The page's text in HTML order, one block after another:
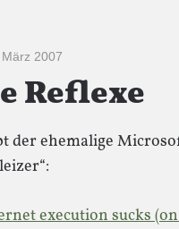
2007
Reflexe
der ehemalige
execution sucks